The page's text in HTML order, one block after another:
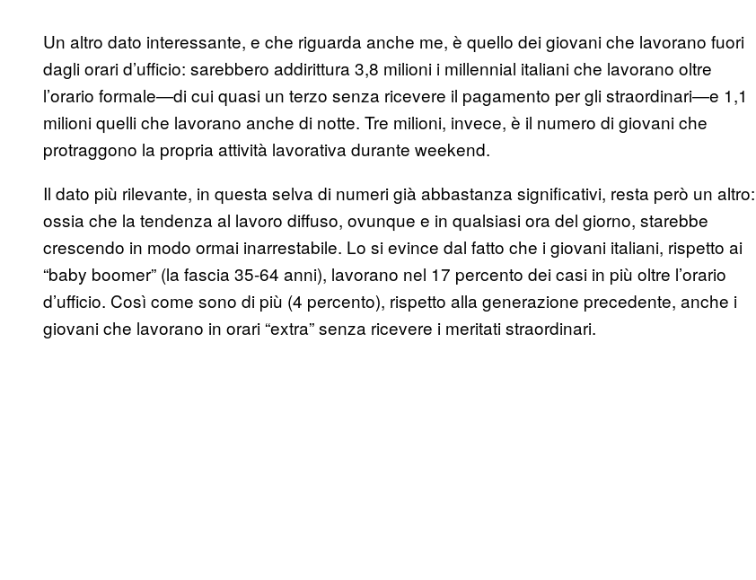
Un altro dato interessante, e che riguarda anche me, è quello dei giovani che lavorano fuori
dagli orari d’ufficio: sarebbero addirittura 3,8 milioni i millennial italiani che lavorano oltre
l’orario formale—di cui quasi un terzo senza ricevere il pagamento per gli straordinari—e 1,1
milioni quelli che lavorano anche di notte. Tre milioni, invece, è il numero di giovani che
protraggono la propria attività lavorativa durante weekend.
Il dato più rilevante, in questa selva di numeri già abbastanza significativi, resta però un altro:
ossia che la tendenza al lavoro diffuso, ovunque e in qualsiasi ora del giorno, starebbe
crescendo in modo ormai inarrestabile. Lo si evince dal fatto che i giovani italiani, rispetto ai
“baby boomer” (la fascia 35-64 anni), lavorano nel 17 percento dei casi in più oltre l’orario
d’ufficio. Così come sono di più (4 percento), rispetto alla generazione precedente, anche i
giovani che lavorano in orari “extra” senza ricevere i meritati straordinari.